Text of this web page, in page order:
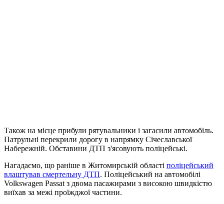
Також на місце прибули рятувальники і загасили автомобіль.
Патрульні перекрили дорогу в напрямку Січеславської
Набережній. Обставини ДТП з'ясовують поліцейські.
Нагадаємо, що раніше в Житомирській області поліцейський
влаштував смертельну ДТП. Поліцейський на автомобілі
Volkswagen Passat з двома пасажирами з високою швидкістю
виїхав за межі проїжджої частини.